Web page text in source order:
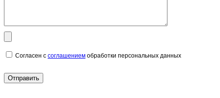
Согласен с соглашением обработки персональных данных
Отправить